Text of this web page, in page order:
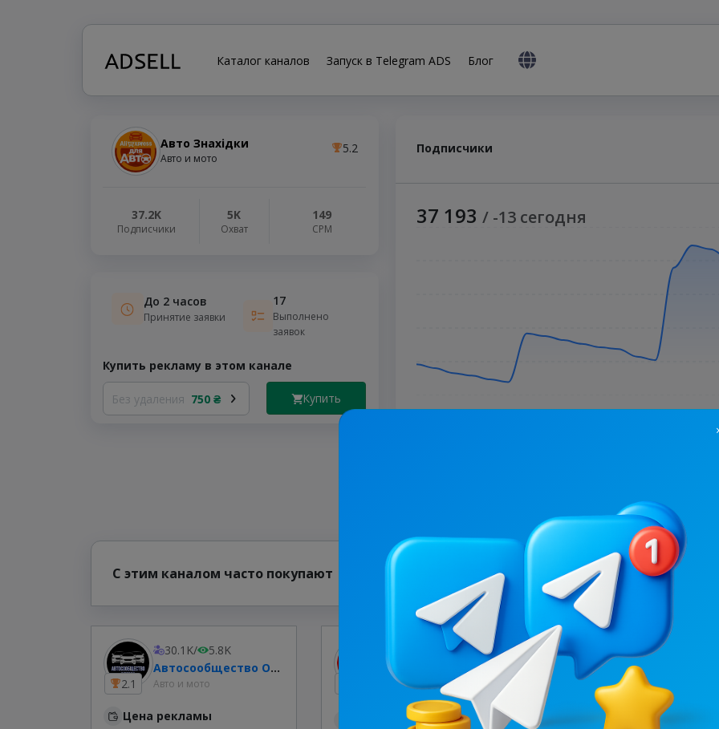
Каталог каналов Запуск в Telegram ADS Блог
Авто Знахідки
Авто и мото
5.2
37.2K
Подписчики
5K
Охват
149
СРМ
До 2 часов
Принятие заявки
17
Выполнено
заявок
Купить рекламу в этом канале
Без удаления 750 ₴ Купить
Подписчики
37 193 / -13 сегодня
С этим каналом часто покупают
2.1
30.1K/
5.8K
Автосообщество Одесса
Авто и мото
Цена рекламы
2.9K
ТРОЩА ⚠️ Україна
Авто и мото, Мужское
Цена рекламы
13.2
24.8K/
Цена рекламы